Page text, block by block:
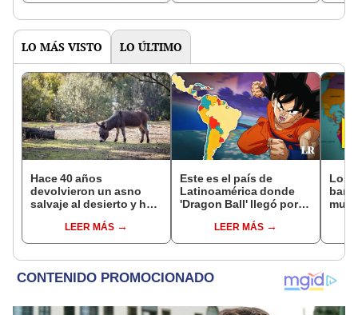
LO MÁS VISTO LO ÚLTIMO
Hace 40 años
devolvieron un asno
salvaje al desierto y hoy
reforestar el ecosistema
de forma natural
LEER MÁS
Este es el país de
Latinoamérica donde
'Dragon Ball' llegó por
expresidente cortó la
transmisión
LEER MÁS
Los